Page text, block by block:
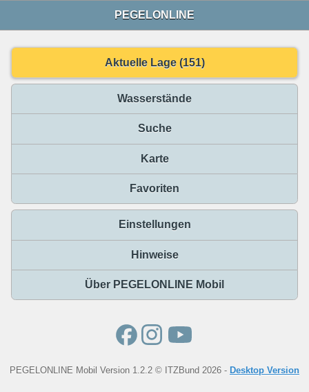
PEGELONLINE
Aktuelle Lage (151)
Wasserstände
Suche
Karte
Favoriten
Einstellungen
Hinweise
Über PEGELONLINE Mobil
PEGELONLINE Mobil Version 1.2.2 © ITZBund 2026 - Desktop Version